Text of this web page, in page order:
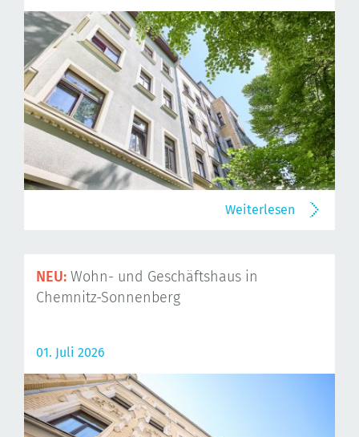
Weiterlesen
NEU: Wohn- und Geschäftshaus in
Chemnitz-Sonnenberg
01. Juli 2026